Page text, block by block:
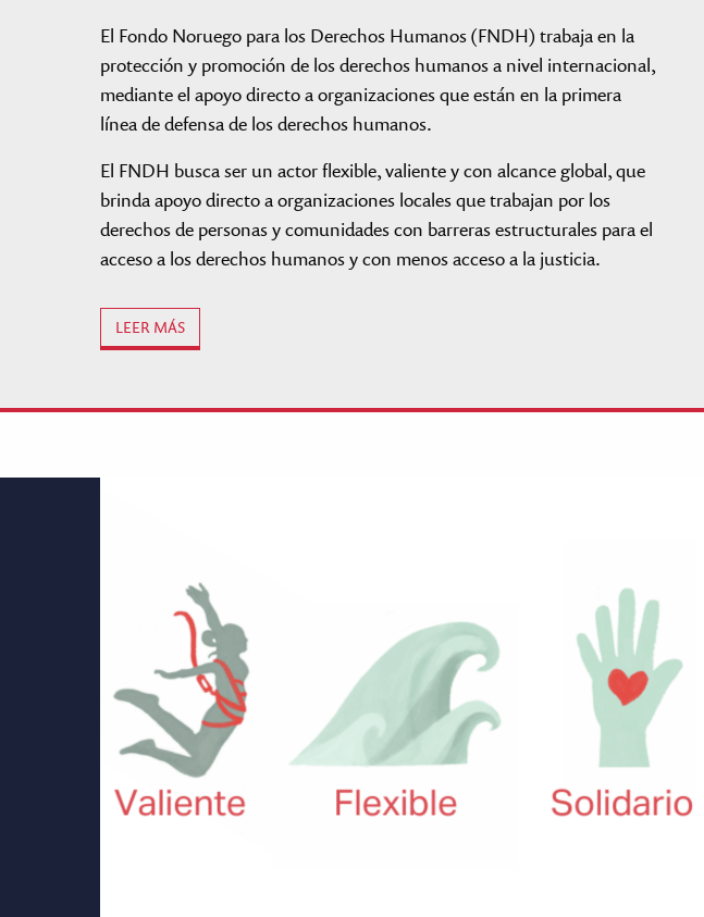
El Fondo Noruego para los Derechos Humanos (FNDH) trabaja en la
protección y promoción de los derechos humanos a nivel internacional,
mediante el apoyo directo a organizaciones que están en la primera
línea de defensa de los derechos humanos.
El FNDH busca ser un actor flexible, valiente y con alcance global, que
brinda apoyo directo a organizaciones locales que trabajan por los
derechos de personas y comunidades con barreras estructurales para el
acceso a los derechos humanos y con menos acceso a la justicia.
LEER MÁS